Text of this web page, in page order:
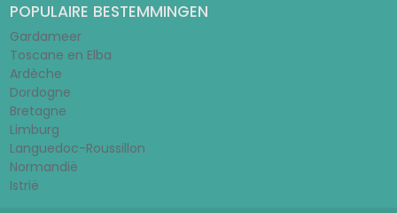
POPULAIRE BESTEMMINGEN
Gardameer
Toscane en Elba
Ardèche
Dordogne
Bretagne
Limburg
Languedoc-Roussillon
Normandië
Istrië